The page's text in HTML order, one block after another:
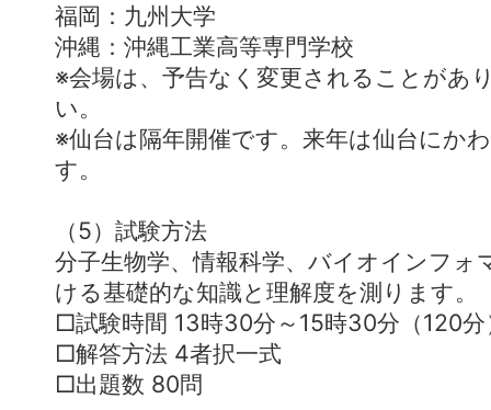
福岡：九州大学
沖縄：沖縄工業高等専門学校
※会場は、予告なく変更されることがあ
い。
※仙台は隔年開催です。来年は仙台にか
す。
（5）試験方法
分子生物学、情報科学、バイオインフォ
ける基礎的な知識と理解度を測ります。
□試験時間 13時30分～15時30分（120分
□解答方法 4者択一式
□出題数 80問